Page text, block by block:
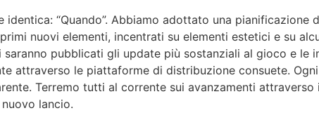
identica: “Quando”. Abbiamo adottato una pianificazione
nuovi elementi, incentrati su elementi estetici e su
pubblicati gli update più sostanziali al gioco e le
attraverso le piattaforme di distribuzione consuete.
Terremo tutti al corrente sui avanzamenti attraverso
lancio.